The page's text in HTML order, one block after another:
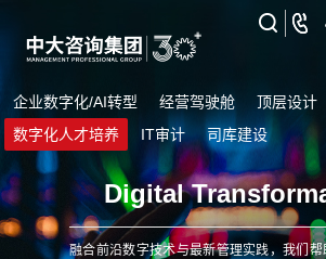
企业数字化/AI转型 经营驾驶舱 顶层设计
数字化人才培养
IT审计 司库建设
Digital
融合前沿数字技术与最新管理实践，我们